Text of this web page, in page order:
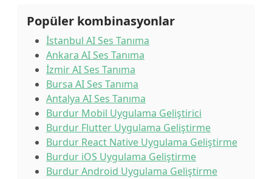
Popüler kombinasyonlar
İstanbul AI Ses Tanıma
Ankara AI Ses Tanıma
İzmir AI Ses Tanıma
Bursa AI Ses Tanıma
Antalya AI Ses Tanıma
Burdur Mobil Uygulama Geliştirici
Burdur Flutter Uygulama Geliştirme
Burdur React Native Uygulama Geliştirme
Burdur iOS Uygulama Geliştirme
Burdur Android Uygulama Geliştirme